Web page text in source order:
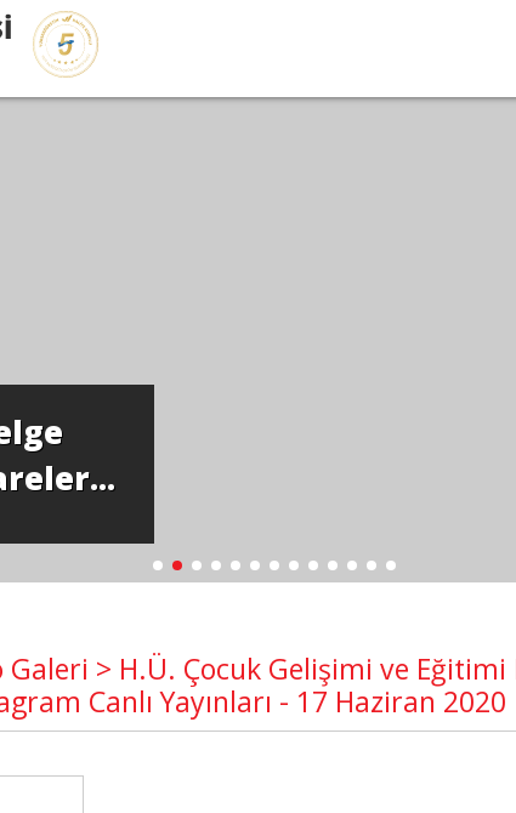
Galeri > H.Ü. Çocuk Gelişimi ve
Canlı Yayınları - 17 Haziran 2020